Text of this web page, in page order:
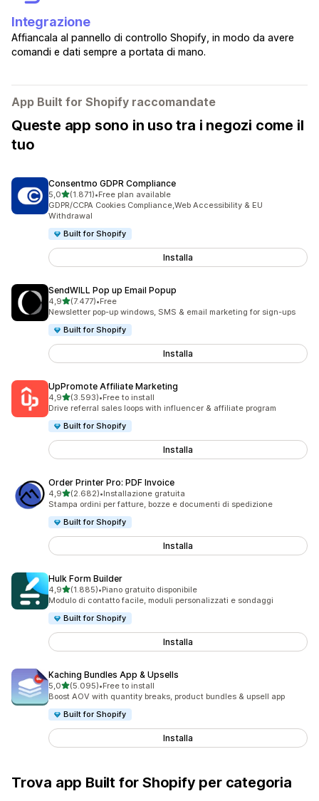
Integrazione
Affiancala al pannello di controllo Shopify, in modo da avere
comandi e dati sempre a portata di mano.
App Built for Shopify raccomandate
Queste app sono in uso tra i negozi come il
tuo
Consentmo GDPR Compliance
5,0stelle su 5
(1.871)
1871 recensioni totali
•Free plan available
GDPR/CCPA Cookies Compliance,Web Accessibility & EU
Withdrawal
Built for Shopify
Installa
SendWILL Pop up Email Popup
4,9stelle su 5
(7.477)
7477 recensioni totali
•Free
Newsletter pop-up windows, SMS & email marketing for sign-ups
Built for Shopify
Installa
UpPromote Affiliate Marketing
4,9stelle su 5
(3.593)
3593 recensioni totali
•Free to install
Drive referral sales loops with influencer & affiliate program
Built for Shopify
Installa
Order Printer Pro: PDF Invoice
4,9stelle su 5
(2.682)
2682 recensioni totali
•Installazione gratuita
Stampa ordini per fatture, bozze e documenti di spedizione
Built for Shopify
Installa
Hulk Form Builder
4,9stelle su 5
(1.885)
1885 recensioni totali
•Piano gratuito disponibile
Modulo di contatto facile, moduli personalizzati e sondaggi
Built for Shopify
Installa
Kaching Bundles App & Upsells
5,0stelle su 5
(5.095)
5095 recensioni totali
•Free to install
Boost AOV with quantity breaks, product bundles & upsell app
Built for Shopify
Installa
Trova app Built for Shopify per categoria